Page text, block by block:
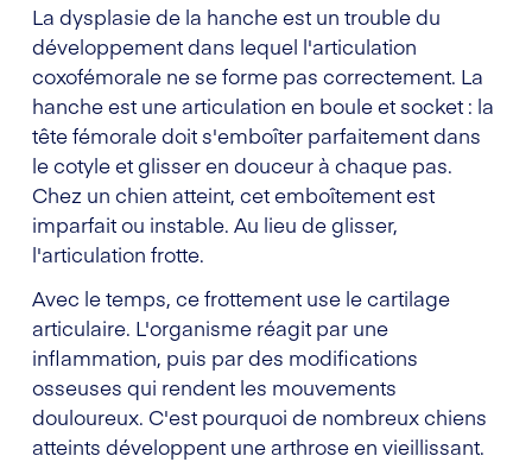
La dysplasie de la hanche est un trouble du
développement dans lequel l'articulation
coxofémorale ne se forme pas correctement. La
hanche est une articulation en boule et socket : la
tête fémorale doit s'emboîter parfaitement dans
le cotyle et glisser en douceur à chaque pas.
Chez un chien atteint, cet emboîtement est
imparfait ou instable. Au lieu de glisser,
l'articulation frotte.
Avec le temps, ce frottement use le cartilage
articulaire. L'organisme réagit par une
inflammation, puis par des modifications
osseuses qui rendent les mouvements
douloureux. C'est pourquoi de nombreux chiens
atteints développent une arthrose en vieillissant.